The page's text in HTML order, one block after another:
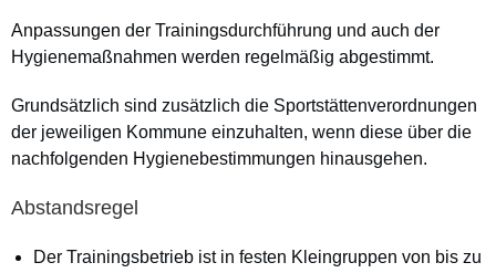
Anpassungen der Trainingsdurchführung und auch der
Hygienemaßnahmen werden regelmäßig abgestimmt.
Grundsätzlich sind zusätzlich die Sportstättenverordnungen
der jeweiligen Kommune einzuhalten, wenn diese über die
nachfolgenden Hygienebestimmungen hinausgehen.
Abstandsregel
Der Trainingsbetrieb ist in festen Kleingruppen von bis zu